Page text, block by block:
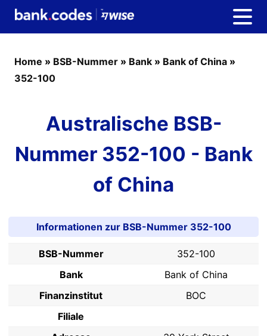
Home » BSB-Nummer » Bank » Bank of China »
352-100
Australische BSB-
Nummer 352-100 - Bank
of China
Informationen zur BSB-Nummer 352-100
BSB-Nummer
352-100
Bank
Bank of China
Finanzinstitut
BOC
Filiale